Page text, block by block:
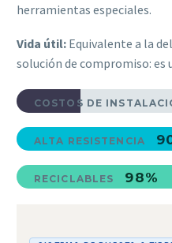
herramientas especiales.
Vida útil: Equivalente a la
solución de compromiso: es
COSTOS DE
ALTA RESISTENCIA
RECICLABLES 98%